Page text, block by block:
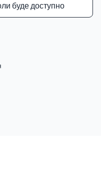
буде доступно